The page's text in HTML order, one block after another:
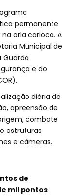
permanente
orla carioca. A
Municipal de
Guarda
e do
diária do
apreensão de
combate
estruturas
e câmeras.
de
mil pontos